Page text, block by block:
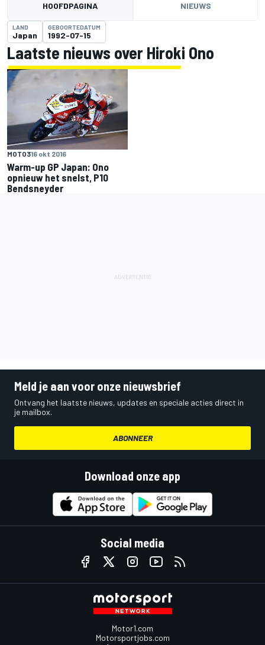
HOOFDPAGINA NIEUWS
LAND
Japan
GEBOORTEDATUM
1992-07-15
Laatste nieuws over Hiroki Ono
MOTO316 okt 2016
Warm-up GP Japan: Ono
opnieuw het snelst, P10
Bendsneyder
Meld je aan voor onze nieuwsbrief
Ontvang het laatste nieuws, updates en speciale acties direct in
je mailbox.
ABONNEER
Download onze app
Social media
Motor1.com
Motorsportjobs.com